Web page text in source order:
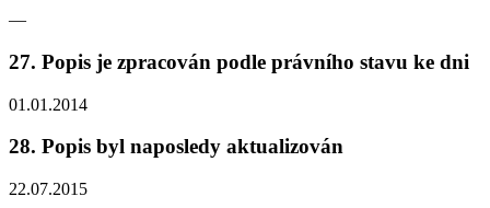
—
27. Popis je zpracován podle právního stavu ke dni
01.01.2014
28. Popis byl naposledy aktualizován
22.07.2015